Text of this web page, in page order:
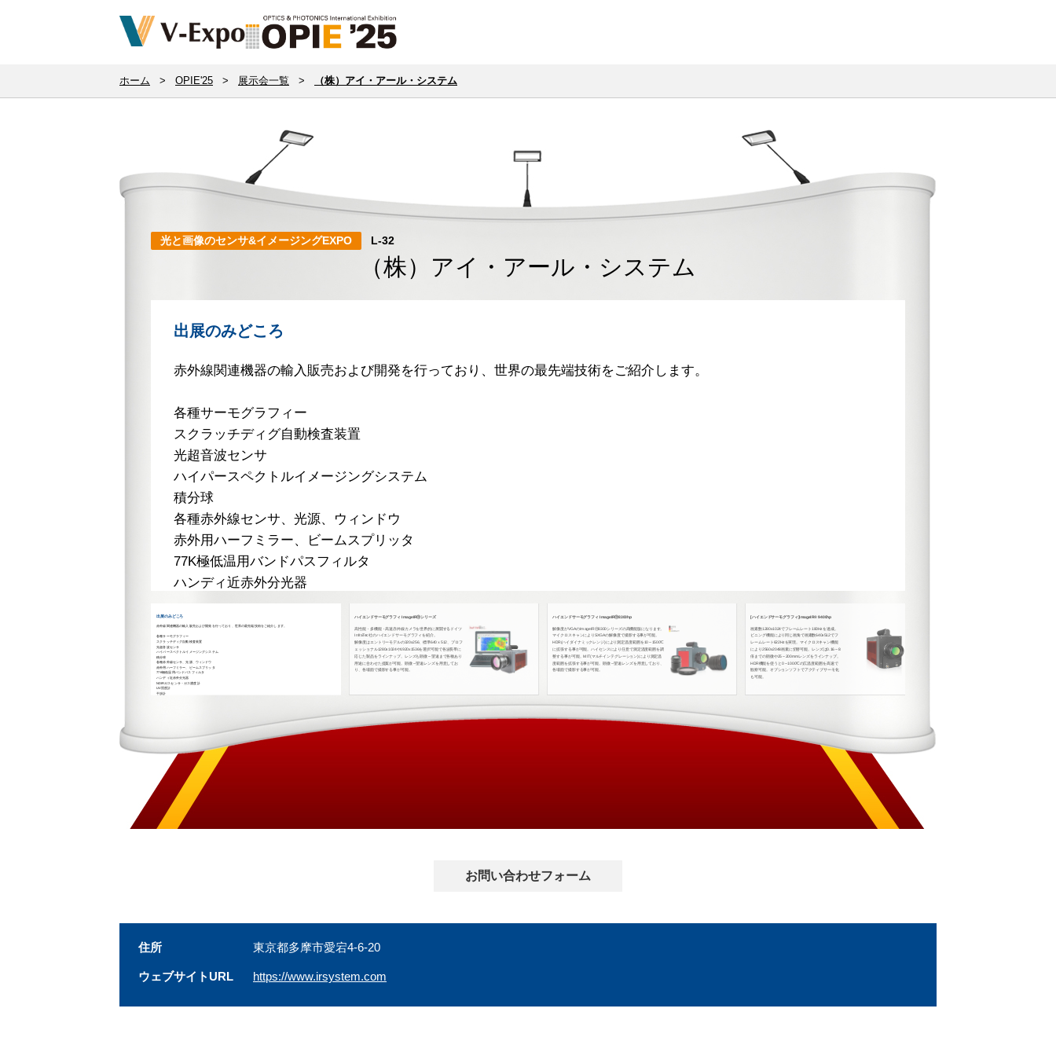
ホーム > OPIE'25 > 展示会一覧 > （株）アイ・アール・システム
光と画像のセンサ&イメージングEXPO L-32
（株）アイ・アール・システム
出展のみどころ
赤外線関連機器の輸入販売および開発を行っており、世界の最先端技術をご紹介します。
各種サーモグラフィー
スクラッチディグ自動検査装置
光超音波センサ
ハイパースペクトルイメージングシステム
積分球
各種赤外線センサ、光源、ウィンドウ
赤外用ハーフミラー、ビームスプリッタ
77K極低温用バンドパスフィルタ
ハンディ近赤外分光器
NDIRガスセンサ・ガス濃度計
UV照度計
干渉計
出展のみどころ
赤外線関連機器の輸入販売および開発を行っており、世界の最先端技術をご紹介します。
各種サーモグラフィー
スクラッチディグ自動検査装置
光超音波センサ
ハイパースペクトルイメージングシステム
積分球
各種赤外線センサ、光源、ウィンドウ
赤外用ハーフミラー、ビームスプリッタ
77K極低温用バンドパスフィルタ
ハンディ近赤外分光器
NDIRガスセンサ・ガス濃度計
UV照度計
干渉計
ハイエンドサーモグラフィ ImageIRⓇシリーズ
高性能・多機能・高速赤外線カメラを世界的に展開するドイツ
InfraTec社のハイエンドサーモグラフィを紹介。
解像度はエントリーモデルの320x256、標準640ｘ512、プロフ
ェッショナル1280x1024や1920x1536を選択可能で各波長帯に
応じた製品をラインナップ。レンズも顕微～望遠まで各種あり
用途に合わせた提案が可能。顕微～望遠レンズを用意してお
り、各場面で撮影する事が可能。
ハイエンドサーモグラフィ ImageIRⓇ8300hp
解像度がVGAのImageIRⓇ8300シリーズの高機能版になります。
マイクロスキャンによりSXGAの解像度で撮影する事が可能。
HDR(ハイダイナミックレンジ)により測定温度範囲を10～1500℃
に拡張する事が可能。ハイセンスにより任意で測定温度範囲を調
整する事が可能。MIT(マルチインテグレーション)により測定温
度範囲を拡張する事が可能。顕微～望遠レンズを用意しており、
各場面で撮影する事が可能。
[ハイエンドサーモグラフィ]ImageIR® 9400hp
画素数1280x1024でフレームレート180Hzを達成。
ビニング機能により同じ画角で画素数640x512でフ
レームレート622Hzを実現。マイクロスキャン機能
により2560x2048画素に切替可能。レンズは0.16～8
倍までの顕微や25～200mmレンズをラインナップ。
HDR機能を使うと0～1000℃の広温度範囲を高速で
観察可能。オプションソフトでアクティブサーモ化
も可能。
お問い合わせフォーム
住所 東京都多摩市愛宕4-6-20
ウェブサイトURL https://www.irsystem.com